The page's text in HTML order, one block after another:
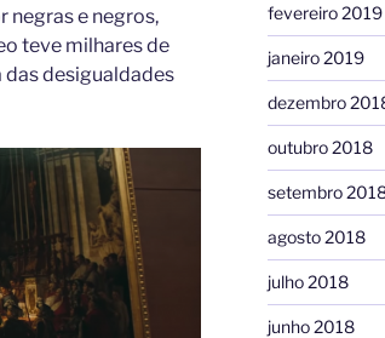
negras e negros,
teve milhares de
desigualdades
fevereiro 2019
janeiro 2019
dezembro
outubro 2018
setembro
agosto 2018
julho 2018
junho 2018